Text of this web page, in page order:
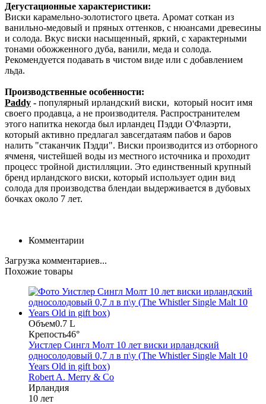
Дегустационные характеристики:
Виски карамельно-золотистого цвета. Аромат соткан из
ванильно-медовый и пряных оттенков, с нюансами древесины
и солода. Вкус виски насыщенный, яркий, с характерными
тонами обожженного дуба, ванили, меда и солода.
Рекомендуется подавать в чистом виде или с добавлением
льда.
Производственные особенности:
Paddy - популярный ирландский виски, который носит имя
своего продавца, а не производителя. Распространителем
этого напитка некогда был ирландец Пэдди О'Флаэрти,
который активно предлагал завсегдатаям пабов и баров
налить "стаканчик Пэдди". Виски производится из отборного
ячменя, чистейшей воды из местного источника и проходит
процесс тройной дистилляции. Это единственный крупный
бренд ирландского виски, который использует один вид
солода для производства блендаи выдерживается в дубовых
бочках около 7 лет.
Комментарии
Загрузка комментариев...
Похожие товары
Объем0.7 L
Крепость46°
Уистлер Сингл Молт 10 лет виски ирландский
односолодовый 0,7 л в п\у (The Whistler Single Malt 10
Years Old in gift box)
Robert A. Merry & Co
Ирландия
10 лет